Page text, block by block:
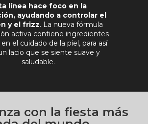
línea hace foco en la
ayudando a controlar el
y el frizz. La nueva fórmula
activa contiene ingredientes
el cuidado de la piel, para así
lacio que se siente suave y
saludable.
con la fiesta más